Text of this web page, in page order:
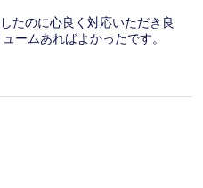
たのに心良く対応いただき良
ームあればよかったです。